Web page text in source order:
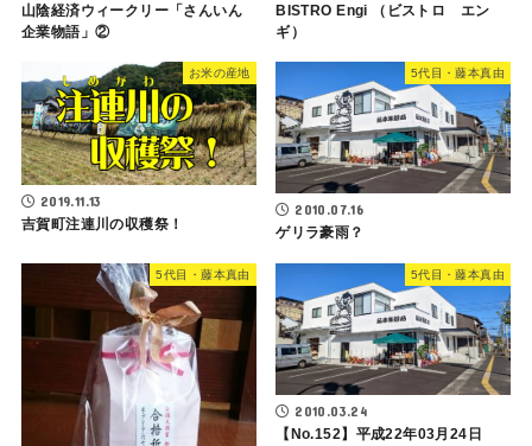
山陰経済ウィークリー「さんいん
企業物語」②
BISTRO Engi （ビストロ エン
ギ）
お米の産地
2019.11.13
吉賀町注連川の収穫祭！
5代目・藤本真由
2010.07.16
ゲリラ豪雨？
5代目・藤本真由 5代目・藤本真由
2010.03.24
【No.152】平成22年03月24日